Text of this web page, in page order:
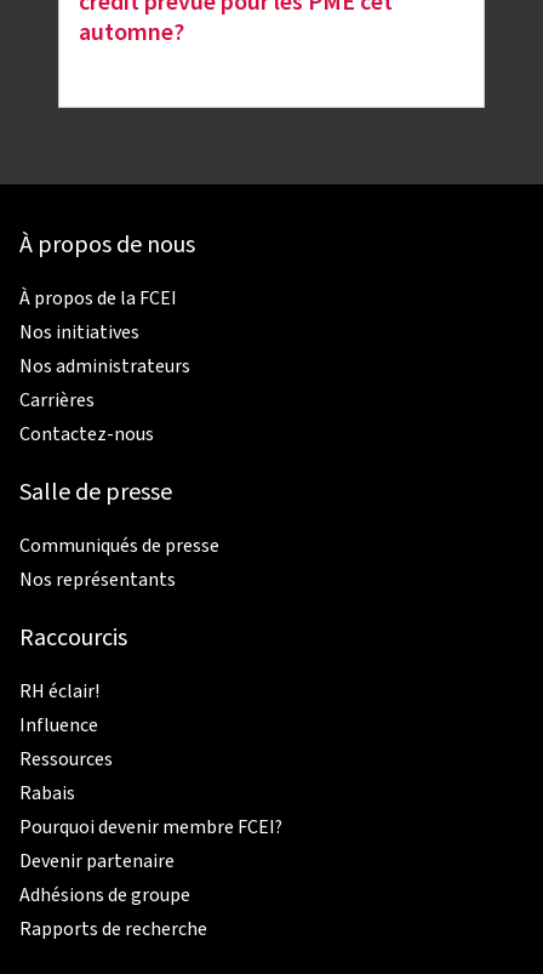
automne?
À propos de nous
À propos de la FCEI
Nos initiatives
Nos administrateurs
Carrières
Contactez-nous
Salle de presse
Communiqués de presse
Nos représentants
Raccourcis
RH éclair!
Influence
Ressources
Rabais
Pourquoi devenir membre FCEI?
Devenir partenaire
Adhésions de groupe
Rapports de recherche